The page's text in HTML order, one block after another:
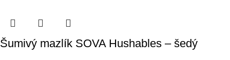
Šumivý mazlík SOVA Hushables – šedý